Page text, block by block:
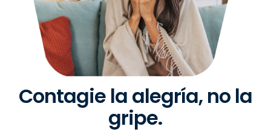
Contagie la alegría, no la
gripe.